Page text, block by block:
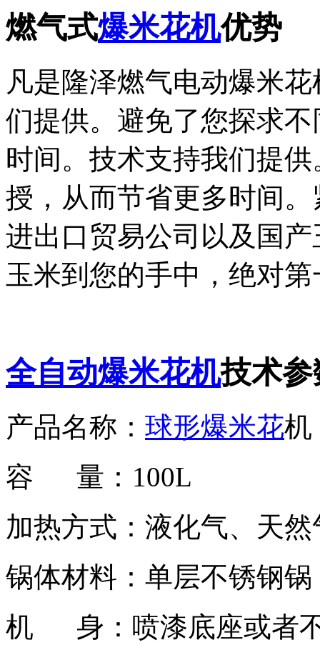
燃气式爆米花机优势
凡是隆泽燃气电动爆米
们提供。避免了您探求
时间。技术支持我们提
授，从而节省更多时间
进出口贸易公司以及国
玉米到您的手中，绝对
全自动爆米花机技术
产品名称： 球形爆米花机
容 量：100L
加热方式：液化气、天
锅体材料：单层不锈钢锅
机 身：喷漆底座或者